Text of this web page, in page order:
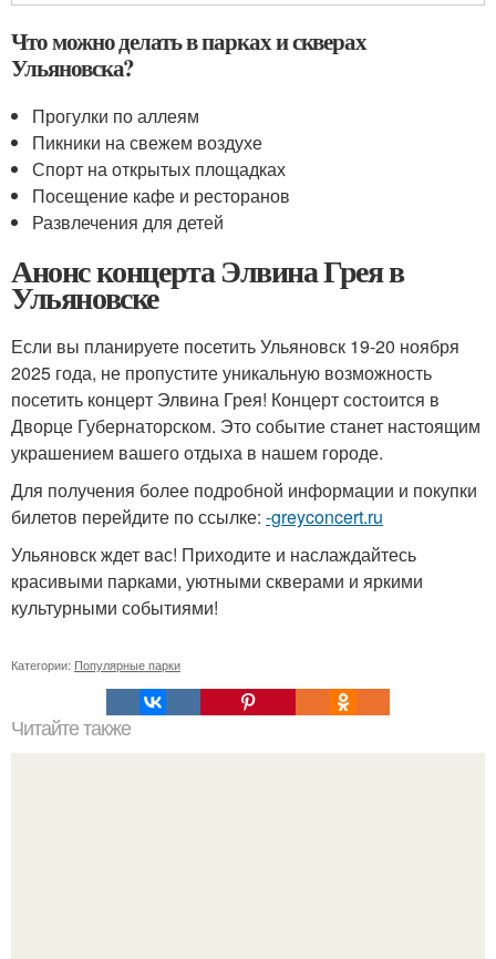
Что можно делать в парках и скверах
Ульяновска?
Прогулки по аллеям
Пикники на свежем воздухе
Спорт на открытых площадках
Посещение кафе и ресторанов
Развлечения для детей
Анонс концерта Элвина Грея в
Ульяновске
Если вы планируете посетить Ульяновск 19-20 ноября
2025 года, не пропустите уникальную возможность
посетить концерт Элвина Грея! Концерт состоится в
Дворце Губернаторском. Это событие станет настоящим
украшением вашего отдыха в нашем городе.
Для получения более подробной информации и покупки
билетов перейдите по ссылке: -greyconcert.ru
Ульяновск ждет вас! Приходите и наслаждайтесь
красивыми парками, уютными скверами и яркими
культурными событиями!
Категории: Популярные парки
Читайте также